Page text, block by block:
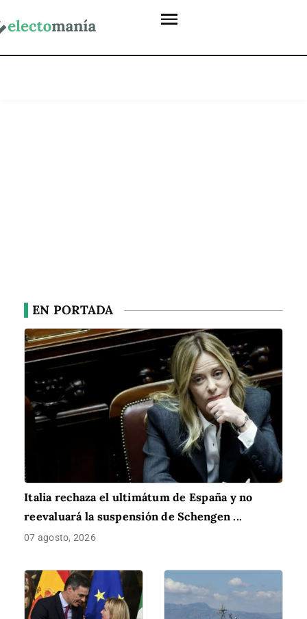
EN PORTADA
Italia rechaza el ultimátum de España y no
reevaluará la suspensión de Schengen ...
07 agosto, 2026